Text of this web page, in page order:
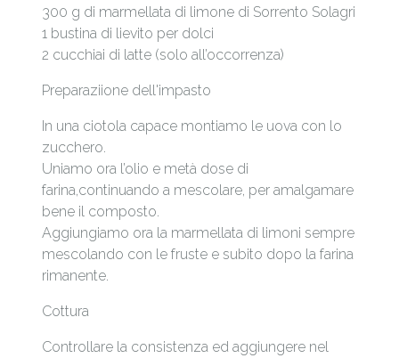
300 g di marmellata di limone di Sorrento Solagri
1 bustina di lievito per dolci
2 cucchiai di latte (solo all’occorrenza)
Preparaziione dell'impasto
In una ciotola capace montiamo le uova con lo
zucchero.
Uniamo ora l’olio e metà dose di
farina,continuando a mescolare, per amalgamare
bene il composto.
Aggiungiamo ora la marmellata di limoni sempre
mescolando con le fruste e subito dopo la farina
rimanente.
Cottura
Controllare la consistenza ed aggiungere nel